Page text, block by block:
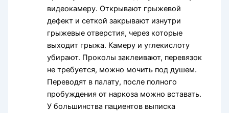
видеокамеру. Открывают грыжевой
дефект и сеткой закрывают изнутри
грыжевые отверстия, через которые
выходит грыжа. Камеру и углекислоту
убирают. Проколы заклеивают, перевязок
не требуется, можно мочить под душем.
Переводят в палату, после полного
пробуждения от наркоза можно вставать.
У большинства пациентов выписка